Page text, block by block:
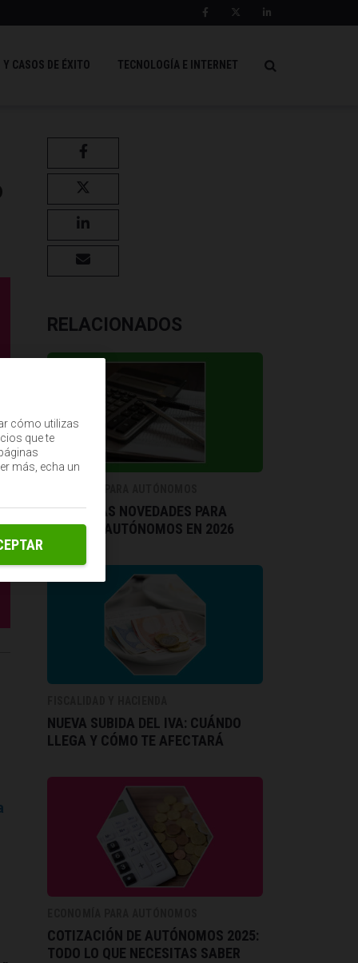
Y CASOS DE ÉXITO TECNOLOGÍA E INTERNET
RELACIONADOS
TODAS LAS NOVEDADES PARA
PYMES Y AUTÓNOMOS EN 2026
NUEVA SUBIDA DEL IVA: CUÁNDO
LLEGA Y CÓMO TE AFECTARÁ
COTIZACIÓN DE AUTÓNOMOS 2025:
TODO LO QUE NECESITAS SABER
cómo utilizas
que te
más, echa un